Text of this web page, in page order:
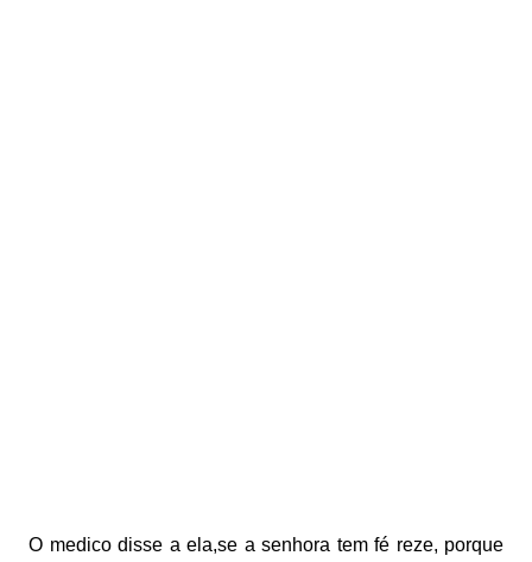
O medico disse a ela,se a senhora tem fé reze, porque